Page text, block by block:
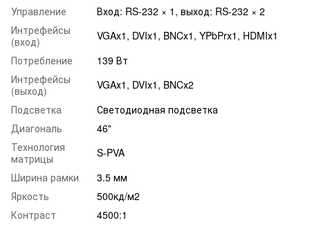
Управление
Вход: RS-232 × 1, выход: RS-232 × 2
Интрефейсы
(вход)
VGAх1, DVIх1, BNCх1, YPbPrх1, HDMIх1
Потребление
139 Вт
Интрефейсы
(выход)
VGAх1, DVIх1, BNCх2
Подсветка
Светодиодная подсветка
Диагональ
46"
Технология
матрицы
S-PVA
Ширина рамки
3.5 мм
Яркость
500кд/м2
Контраст
4500:1